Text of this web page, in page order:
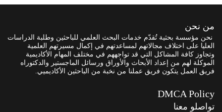
من نحن
نحن مؤسسة بحثية تُقدّم خدمات البحث العلمي للباحثين وطلبة الدراسات
العليا على اختلاف مجالاتهم لمساعدتهم في إكمال مسيرتهم العلمية
وتجاوز كافة المشاكل التي قد تواجههم في مختلف المهام الأكاديمية
الموكلة لهم من إعداد الأبحاث والأوراق ورسائل الماجستير والدكتوراه
فريق العمل يتكون فريق عملنا من نخبة من الباحثين الأكاديميي.
DMCA Policy
تواصلو معنا